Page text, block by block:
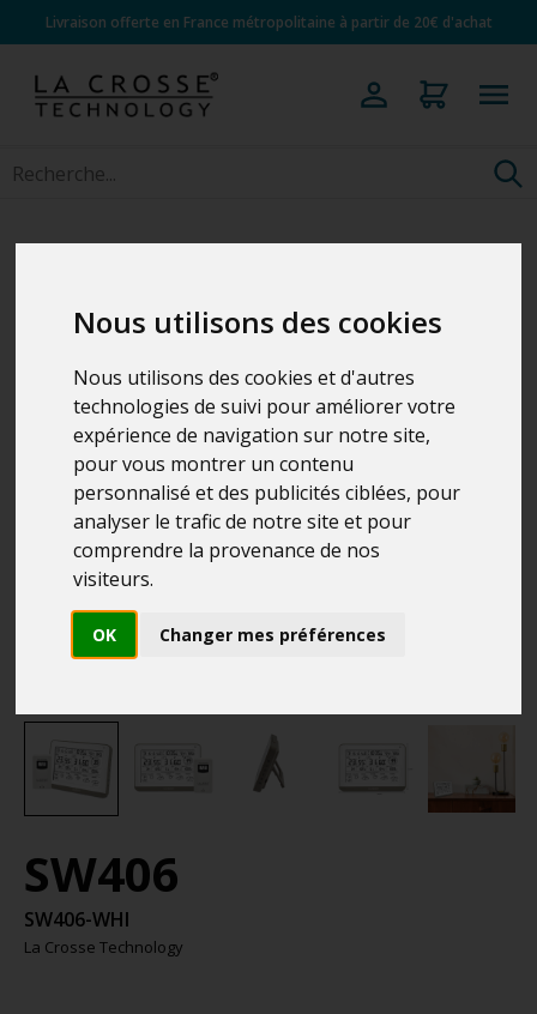
Nous utilisons des cookies
Nous utilisons des cookies et d'autres
technologies de suivi pour améliorer votre
expérience de navigation sur notre site,
pour vous montrer un contenu
personnalisé et des publicités ciblées, pour
analyser le trafic de notre site et pour
comprendre la provenance de nos
visiteurs.
OK Changer mes préférences
Livraison offerte en France métropolitaine à partir de 20€ d'achat
SW406
SW406-WHI
La Crosse Technology